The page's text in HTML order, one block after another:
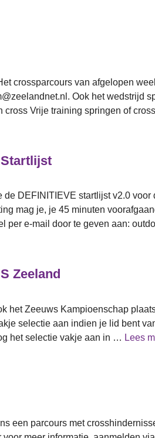
crossparcours van afgelopen
Ook het wedstrijd
cross Vrije training springen of
DEFINITIEVE startlijst v2.0
mag je, je 45 minuten
per e-mail door te geven aan:
Zeeland
het Zeeuws Kampioenschap
selectie aan indien je lid bent
het selectie vakje aan in … Lees
een parcours met